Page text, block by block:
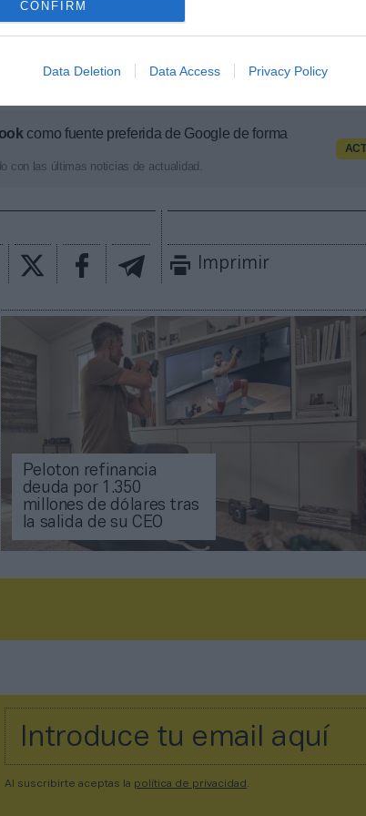
CONFIRM
Data Deletion Data Access Privacy Policy
es la unidad de estrategia e inteligencia de
de datos monitoriza en tiempo real el
deportivos indexados. Si quieres más
como fuente preferida de Google de forma
con las últimas noticias de actualidad.
Imprimir
Peloton refinancia
deuda por 1.350
millones de dólares tras
la salida de su CEO
Al suscribirte aceptas la política de privacidad